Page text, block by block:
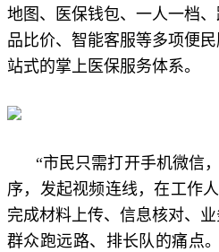
地图、医保钱包、一人一档
品比价、智能客服等多项便
站式的掌上医保服务体系。
“市民只需打开手机微信
序，发起视频连线，在工作
完成材料上传、信息核对、
群众跑远路、排长队的痛点